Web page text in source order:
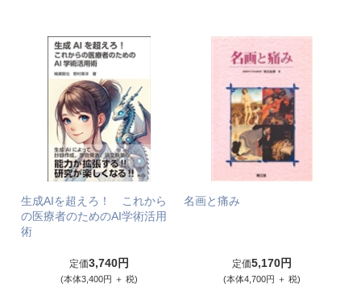
生成AIを超えろ！ これから
の医療者のためのAI学術活用
術
定価3,740円
(本体3,400円 ＋ 税)
名画と痛み
定価5,170円
(本体4,700円 ＋ 税)